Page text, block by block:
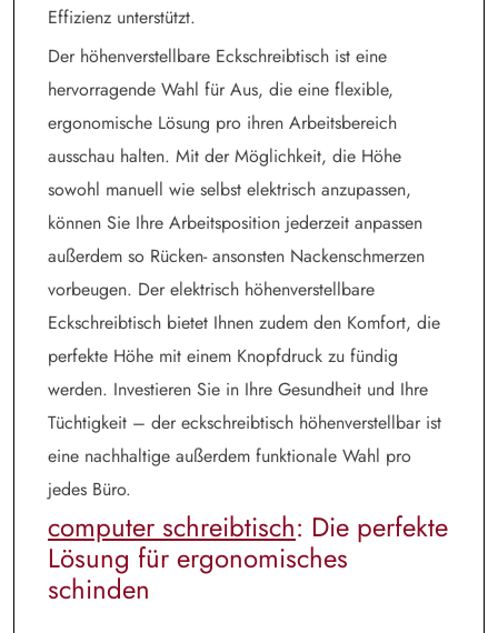
Effizienz unterstützt.
Der höhenverstellbare Eckschreibtisch ist eine
hervorragende Wahl für Aus, die eine flexible,
ergonomische Lösung pro ihren Arbeitsbereich
ausschau halten. Mit der Möglichkeit, die Höhe
sowohl manuell wie selbst elektrisch anzupassen,
können Sie Ihre Arbeitsposition jederzeit anpassen
außerdem so Rücken- ansonsten Nackenschmerzen
vorbeugen. Der elektrisch höhenverstellbare
Eckschreibtisch bietet Ihnen zudem den Komfort, die
perfekte Höhe mit einem Knopfdruck zu fündig
werden. Investieren Sie in Ihre Gesundheit und Ihre
Tüchtigkeit – der eckschreibtisch höhenverstellbar ist
eine nachhaltige außerdem funktionale Wahl pro
jedes Büro.
computer schreibtisch: Die perfekte
Lösung für ergonomisches
schinden